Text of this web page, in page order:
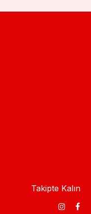
Takipte Kalın